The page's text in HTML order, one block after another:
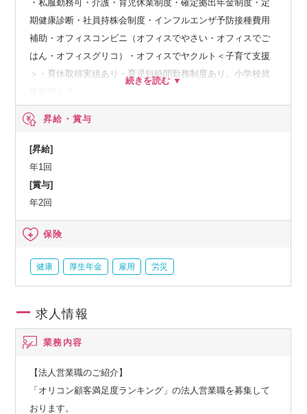
・私服勤務可・介護・育児休業制度・確定拠出年金制度・定
期健康診断・社員持株会制度・インフルエンザ予防接種費用
補助・オフィスコンビニ（オフィスでやさい・オフィスでご
はん・オフィスグリコ）・オフィスでヤクルト＜子育て支援
＞・育休取得実績あり・育児短時間勤務制度あり。小学校就
昇給・賞与
[昇給]
年1回
[賞与]
年2回
保険
健康 厚生年金 雇用 労災
求人情報
業務内容
【法人営業職のご紹介】
「オリコン顧客満足度ランキング」の法人営業職を募集して
おります。